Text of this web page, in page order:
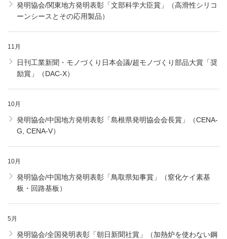
発明協会/関東地方発明表彰「文部科学大臣賞」（高滑性シリコ
ーンシースとその応用製品）
11月
日刊工業新聞・モノづくり日本会議/超モノづくり部品大賞「奨
励賞」（DAC-X）
10月
発明協会/中国地方発明表彰「島根県発明協会会長賞」（CENA-
G, CENA-V）
10月
発明協会/中国地方発明表彰「鳥取県知事賞」（窒化ケイ素基
板・回路基板）
5月
発明協会/全国発明表彰「朝日新聞社賞」（加熱炉を使わない鋼